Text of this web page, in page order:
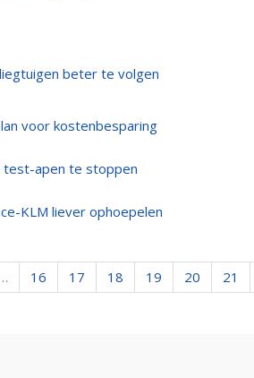
beter te volgen
voor kostenbesparing
test-apen te stoppen
KLM liever ophoepelen
… 16 17 18 19 20 21